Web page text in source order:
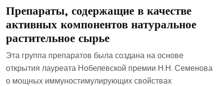
Препараты, содержащие в качестве
активных компонентов натуральное
растительное сырье
Эта группа препаратов была создана на основе
открытия лауреата Нобелевской премии Н.Н. Семенова
о мощных иммуностимулирующих свойствах